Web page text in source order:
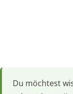
Du möchtest